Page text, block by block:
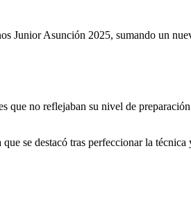
Junior Asunción 2025, sumando un
que no reflejaban su nivel de
se destacó tras perfeccionar la técnica